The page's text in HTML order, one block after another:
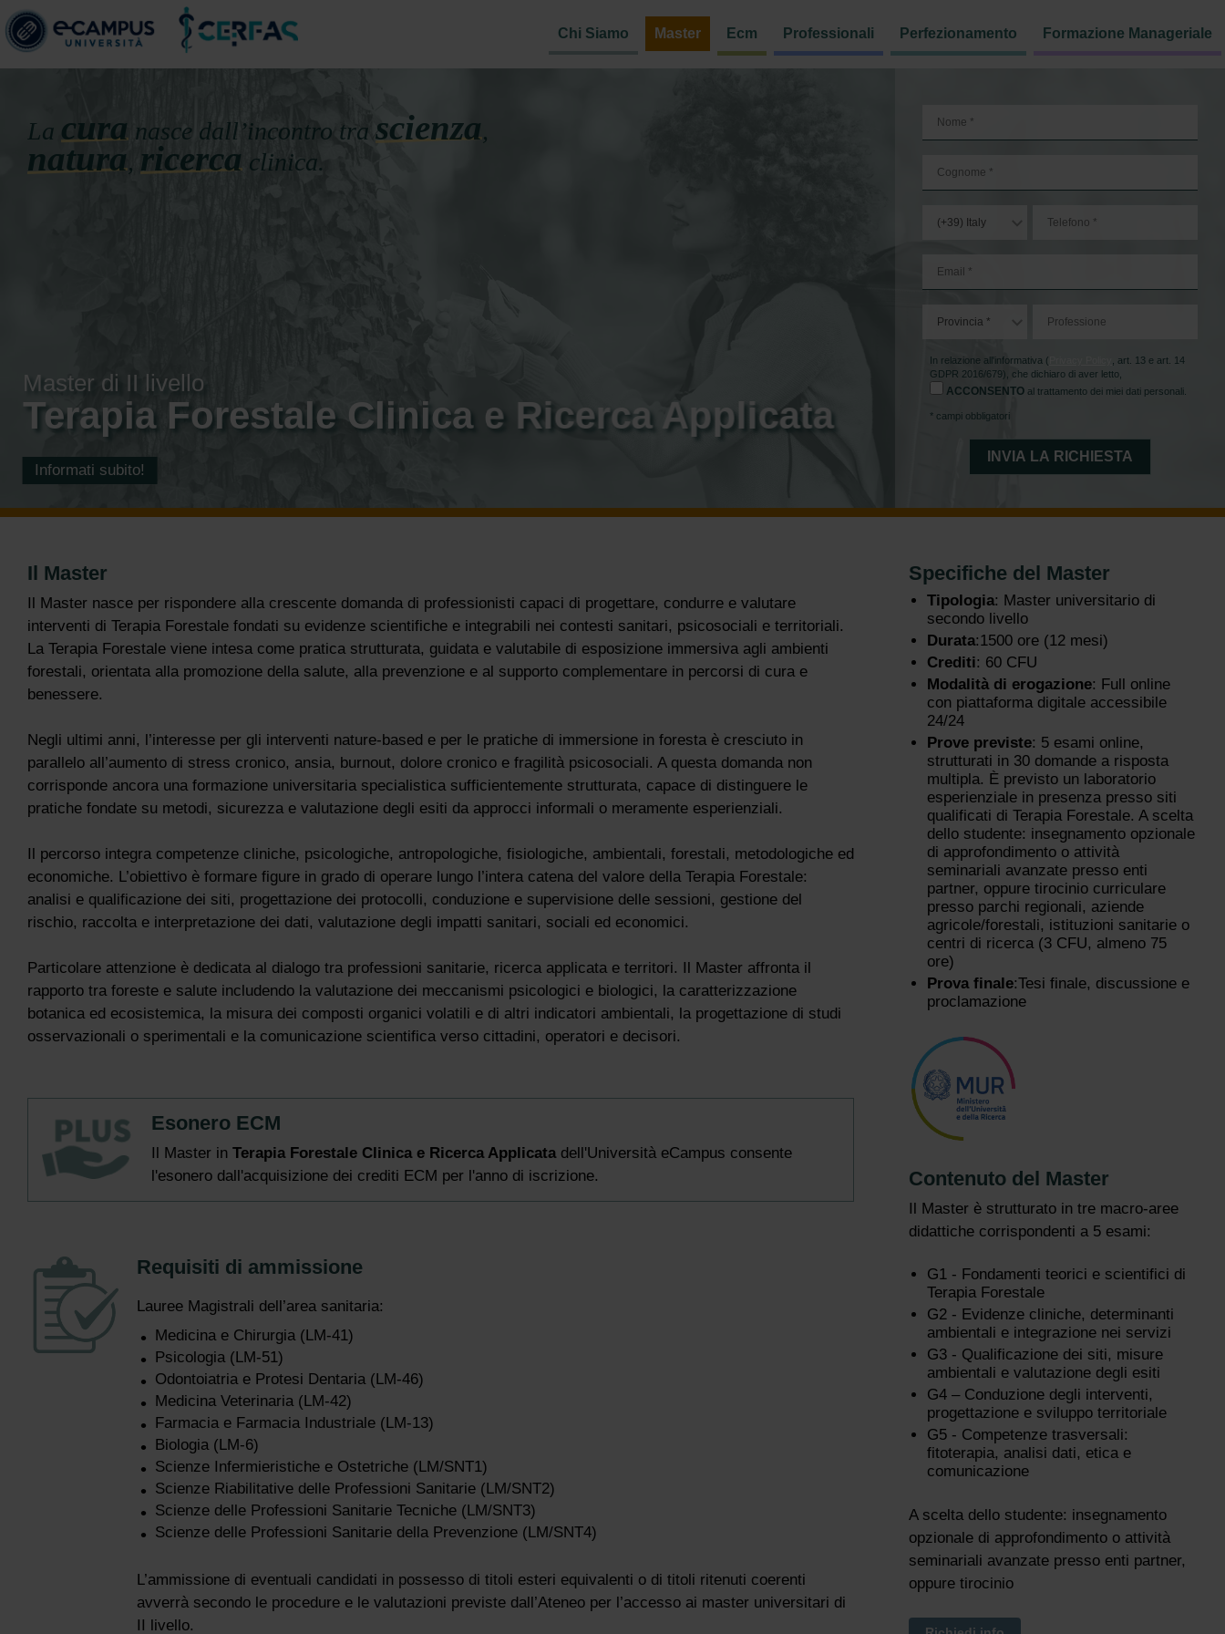
Chi Siamo Master Ecm Professionali Perfezionamento Formazione Manageriale
La cura nasce dall’incontro tra scienza,
natura, ricerca clinica.
Master di II livello
Terapia Forestale Clinica e Ricerca Applicata
Informati subito!
In relazione all'informativa (
, art. 13 e art. 14
GDPR 2016/679), che dichiaro di aver letto,
ACCONSENTO al trattamento dei miei dati personali.
* campi obbligatori
Il Master
Il Master nasce per rispondere alla crescente domanda di professionisti capaci di progettare, condurre e valutare
interventi di Terapia Forestale fondati su evidenze scientifiche e integrabili nei contesti sanitari, psicosociali e territoriali.
La Terapia Forestale viene intesa come pratica strutturata, guidata e valutabile di esposizione immersiva agli ambienti
forestali, orientata alla promozione della salute, alla prevenzione e al supporto complementare in percorsi di cura e
benessere.
Negli ultimi anni, l’interesse per gli interventi nature-based e per le pratiche di immersione in foresta è cresciuto in
parallelo all’aumento di stress cronico, ansia, burnout, dolore cronico e fragilità psicosociali. A questa domanda non
corrisponde ancora una formazione universitaria specialistica sufficientemente strutturata, capace di distinguere le
pratiche fondate su metodi, sicurezza e valutazione degli esiti da approcci informali o meramente esperienziali.
Il percorso integra competenze cliniche, psicologiche, antropologiche, fisiologiche, ambientali, forestali, metodologiche ed
economiche. L’obiettivo è formare figure in grado di operare lungo l’intera catena del valore della Terapia Forestale:
analisi e qualificazione dei siti, progettazione dei protocolli, conduzione e supervisione delle sessioni, gestione del
rischio, raccolta e interpretazione dei dati, valutazione degli impatti sanitari, sociali ed economici.
Particolare attenzione è dedicata al dialogo tra professioni sanitarie, ricerca applicata e territori. Il Master affronta il
rapporto tra foreste e salute includendo la valutazione dei meccanismi psicologici e biologici, la caratterizzazione
botanica ed ecosistemica, la misura dei composti organici volatili e di altri indicatori ambientali, la progettazione di studi
osservazionali o sperimentali e la comunicazione scientifica verso cittadini, operatori e decisori.
Esonero ECM
Il Master in Terapia Forestale Clinica e Ricerca Applicatadell'Università eCampus consente
l'esonero dall'acquisizione dei crediti ECM per l'anno di iscrizione.
Requisiti di ammissione
Lauree Magistrali dell’area sanitaria:
Medicina e Chirurgia (LM-41)
Psicologia (LM-51)
Odontoiatria e Protesi Dentaria (LM-46)
Medicina Veterinaria (LM-42)
Farmacia e Farmacia Industriale (LM-13)
Biologia (LM-6)
Scienze Infermieristiche e Ostetriche (LM/SNT1)
Scienze Riabilitative delle Professioni Sanitarie (LM/SNT2)
Scienze delle Professioni Sanitarie Tecniche (LM/SNT3)
Scienze delle Professioni Sanitarie della Prevenzione (LM/SNT4)
L’ammissione di eventuali candidati in possesso di titoli esteri equivalenti o di titoli ritenuti coerenti
avverrà secondo le procedure e le valutazioni previste dall’Ateneo per l’accesso ai master universitari di
II livello.
Specifiche del Master
Tipologia: Master universitario di
secondo livello
Durata:1500 ore (12 mesi)
Crediti: 60 CFU
Modalità di erogazione: Full online
con piattaforma digitale accessibile
24/24
Prove previste: 5 esami online,
strutturati in 30 domande a risposta
multipla. È previsto un laboratorio
esperienziale in presenza presso siti
qualificati di Terapia Forestale. A scelta
dello studente: insegnamento opzionale
di approfondimento o attività
seminariali avanzate presso enti
partner, oppure tirocinio curriculare
presso parchi regionali, aziende
agricole/forestali, istituzioni sanitarie o
centri di ricerca (3 CFU, almeno 75
ore)
Prova finale:Tesi finale, discussione e
proclamazione
Contenuto del Master
Il Master è strutturato in tre macro-aree
didattiche corrispondenti a 5 esami:
G1 - Fondamenti teorici e scientifici di
Terapia Forestale
G2 - Evidenze cliniche, determinanti
ambientali e integrazione nei servizi
G3 - Qualificazione dei siti, misure
ambientali e valutazione degli esiti
G4 – Conduzione degli interventi,
progettazione e sviluppo territoriale
G5 - Competenze trasversali:
fitoterapia, analisi dati, etica e
comunicazione
A scelta dello studente: insegnamento
opzionale di approfondimento o attività
seminariali avanzate presso enti partner,
oppure tirocinio